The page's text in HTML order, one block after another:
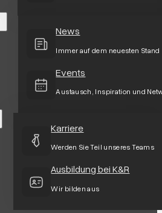
News
Immer auf dem neuesten Stand
Events
Austausch, Inspiration und
Karriere
Werden Sie Teil unseres Teams
Ausbildung bei K&R
Wir bilden aus